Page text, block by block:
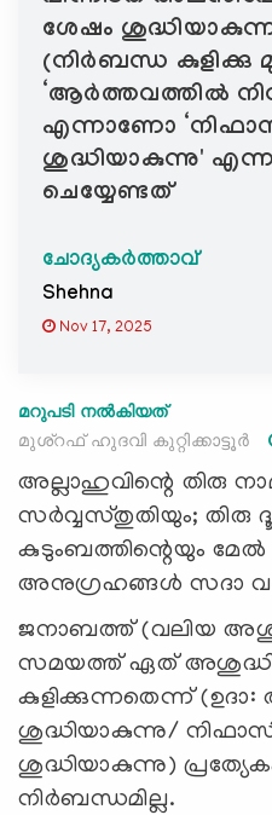
o
n
ശേഷം
(നിർബന്ധ കുളിക്കു
‘ആർത്തവത്തിൽ
എന്നാണോ
ശുദ്ധിയാകുന്നു'
ചെയ്യേണ്ടത്
ചോദ്യകർത്താവ്
Shehna
Nov 17, 2025
മറുപടി നൽകിയത്
മുശ്റഫ് ഹുദവി കുറ്റിക്കാട്ടൂർ
അല്ലാഹുവിന്റെ തിരു
സർവ്വസ്തുതിയും; തിരു
കുടുംബത്തിന്റെയും മേൽ
അനുഗ്രഹങ്ങൾ സദാ
ജനാബത്ത് (വലിയ
സമയത്ഏത്
കുളിക്കുന്നതെന്ന് (ഉദാ:
ശുദ്ധിയാകുന്നു/
ശുദ്ധിയാകുന്നു)
നിർബന്ധമില്ല.